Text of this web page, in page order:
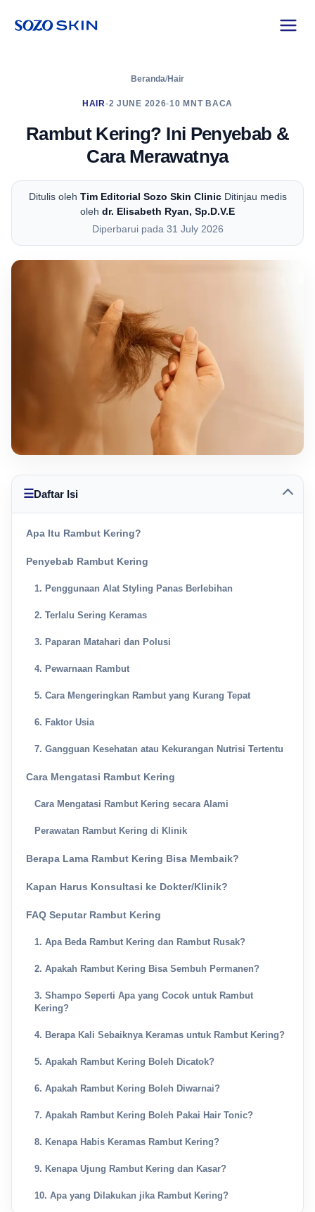
Beranda/Hair
HAIR•2 JUNE 2026•10 MNT BACA
Rambut Kering? Ini Penyebab &
Cara Merawatnya
Ditulis oleh Tim Editorial Sozo Skin Clinic Ditinjau medis
oleh dr. Elisabeth Ryan, Sp.D.V.E
Diperbarui pada 31 July 2026
☰Daftar Isi
Apa Itu Rambut Kering?
Penyebab Rambut Kering
1. Penggunaan Alat Styling Panas Berlebihan
2. Terlalu Sering Keramas
3. Paparan Matahari dan Polusi
4. Pewarnaan Rambut
5. Cara Mengeringkan Rambut yang Kurang Tepat
6. Faktor Usia
7. Gangguan Kesehatan atau Kekurangan Nutrisi Tertentu
Cara Mengatasi Rambut Kering
Cara Mengatasi Rambut Kering secara Alami
Perawatan Rambut Kering di Klinik
Berapa Lama Rambut Kering Bisa Membaik?
Kapan Harus Konsultasi ke Dokter/Klinik?
FAQ Seputar Rambut Kering
1. Apa Beda Rambut Kering dan Rambut Rusak?
2. Apakah Rambut Kering Bisa Sembuh Permanen?
3. Shampo Seperti Apa yang Cocok untuk Rambut
Kering?
4. Berapa Kali Sebaiknya Keramas untuk Rambut Kering?
5. Apakah Rambut Kering Boleh Dicatok?
6. Apakah Rambut Kering Boleh Diwarnai?
7. Apakah Rambut Kering Boleh Pakai Hair Tonic?
8. Kenapa Habis Keramas Rambut Kering?
9. Kenapa Ujung Rambut Kering dan Kasar?
10. Apa yang Dilakukan jika Rambut Kering?